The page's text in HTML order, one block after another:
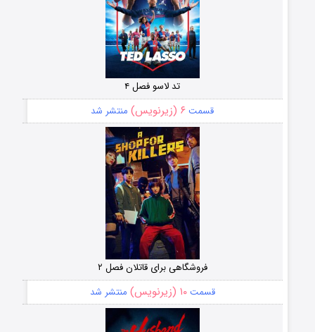
تد لاسو فصل ۴
قسمت ۶ (زیرنویس) منتشر شد
فروشگاهی برای قاتلان فصل ۲
قسمت۱۰ (زیرنویس) منتشر شد